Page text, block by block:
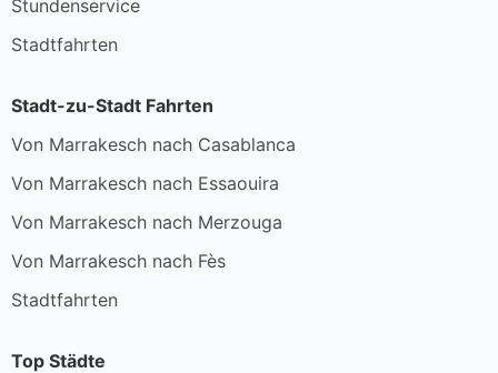
Stundenservice
Stadtfahrten
Stadt-zu-Stadt Fahrten
Von Marrakesch nach Casablanca
Von Marrakesch nach Essaouira
Von Marrakesch nach Merzouga
Von Marrakesch nach Fès
Stadtfahrten
Top Städte